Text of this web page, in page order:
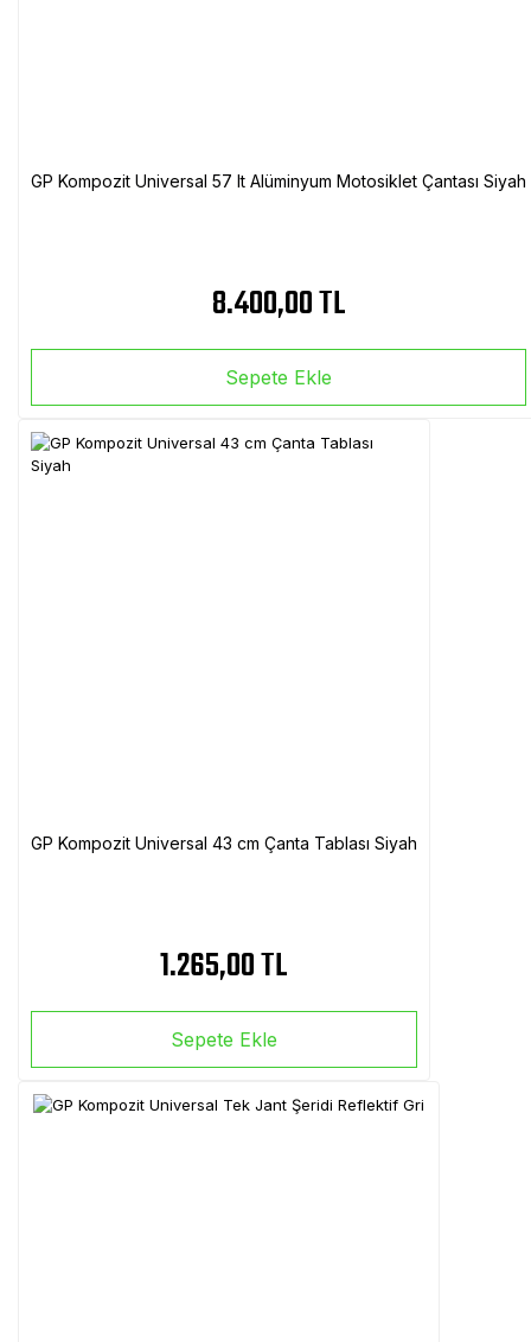
GP Kompozit Universal 57 lt Alüminyum Motosiklet Çantası Siyah
8.400,00 TL
Sepete Ekle
GP Kompozit Universal 43 cm Çanta Tablası Siyah
1.265,00 TL
Sepete Ekle